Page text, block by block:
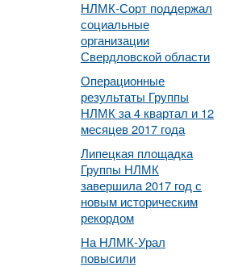
НЛМК-Сорт поддержал
социальные
организации
Свердловской области
Операционные
результаты Группы
НЛМК за 4 квартал и 12
месяцев 2017 года
Липецкая площадка
Группы НЛМК
завершила 2017 год с
новым историческим
рекордом
На НЛМК-Урал
повысили